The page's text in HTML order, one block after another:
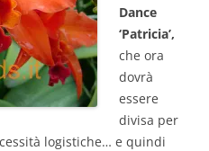
Dance
‘Patricia’,
che ora
dovrà
essere
divisa per
logistiche… e quindi